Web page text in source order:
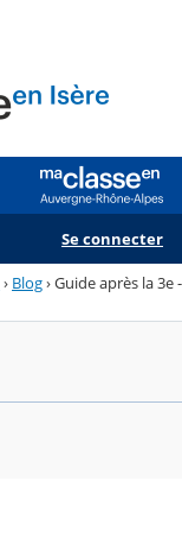
Se connecter
› Blog›Guide après la 3e -